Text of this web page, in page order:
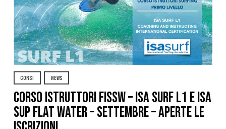
CORSI NEWS
CORSO ISTRUTTORI FISSW – ISA SURF L1 e ISA
SUP Flat Water – SETTEMBRE – APERTE LE